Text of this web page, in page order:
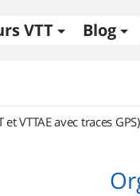
VTT Blog
VTTAE avec traces GPS)